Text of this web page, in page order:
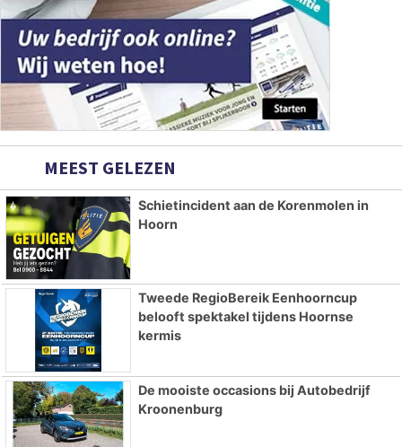
MEEST GELEZEN
Schietincident aan de Korenmolen in
Hoorn
Tweede RegioBereik Eenhoorncup
belooft spektakel tijdens Hoornse
kermis
De mooiste occasions bij Autobedrijf
Kroonenburg